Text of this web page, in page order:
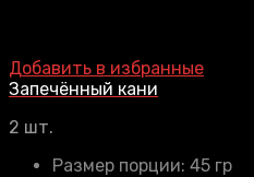
Добавить в избранные
Запечённый кани
2 шт.
Размер порции: 45 гр